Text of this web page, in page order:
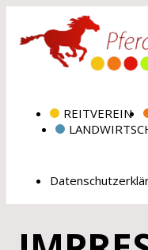
REITVEREIN